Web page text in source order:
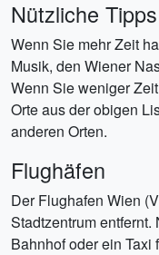
Nützliche Tipps
Wenn Sie mehr Zeit
Musik, den Wiener
Wenn Sie weniger
Orte aus der obigen
anderen Orten.
Flughäfen
Der Flughafen Wien
Stadtzentrum
Bahnhof oder ein Taxi